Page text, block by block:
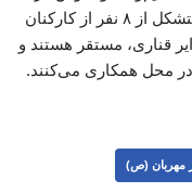
تضمین کند. فرحان حق ادامه داد: تیمی متشکل از ۸ نفر از کارکنان
قناری، مستقر هستند و
در محل همکاری می‌کنند.
مهربان (ص)